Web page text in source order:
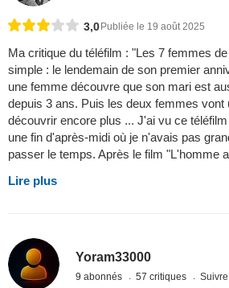
3,0 Publiée le 19 août 2025
Ma critique du téléfilm : "Les 7 femmes
simple : le lendemain de son premier
une femme découvre que son mari est
depuis 3 ans. Puis les deux femmes vont
découvrir encore plus ... J'ai vu ce
une fin d'après-midi où je n'avais pas
passer le temps. Après le film "L'homme
Lire plus
Yoram33000
9 abonnés 57 critiques